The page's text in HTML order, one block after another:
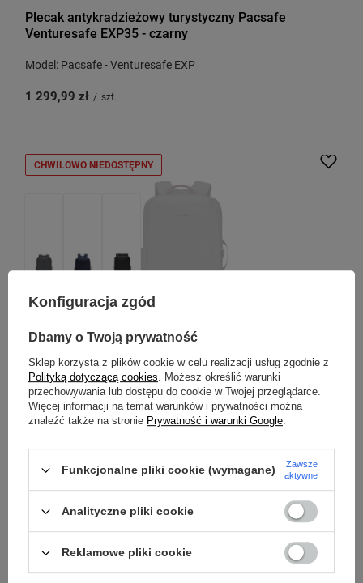
Plecak antykradzieżowy turystyczny Pacsafe
Venturesafe EXP35 - czarny
Model: Pacsafe - Venturesafe EXP
1 299,99 zł / szt.
CHWILOWO NIEDOSTĘPNY
PACSAFE 4.0/5(1)
Plecak na laptopa antykradzieżowy 18L Pacsafe
Metrosafe X z kieszenią na laptop 16" - ciemnoszary
Model: Pacsafe - Metrosafe X
450,00 zł / szt.
Cena regularna:799,99 zł -44%
Konfiguracja zgód
Dbamy o Twoją prywatność
Sklep korzysta z plików cookie w celu realizacji usług zgodnie z
Polityką dotyczącą cookies. Możesz określić warunki
przechowywania lub dostępu do cookie w Twojej przeglądarce.
Więcej informacji na temat warunków i prywatności można
znaleźć także na stronie Prywatność i warunki Google.
Funkcjonalne pliki cookie (wymagane)
Zawsze
aktywne
Analityczne pliki cookie
Reklamowe pliki cookie